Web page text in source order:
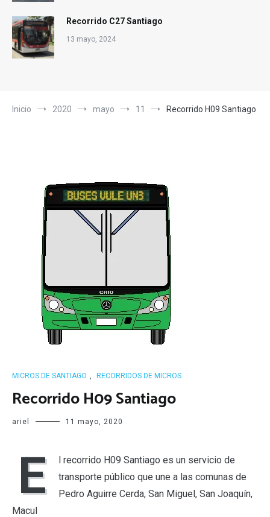
Recorrido C27 Santiago
13 mayo, 2024
Inicio 2020 mayo 11 Recorrido H09 Santiago
MICROS DE SANTIAGO , RECORRIDOS DE MICROS
Recorrido H09 Santiago
ariel 11 mayo, 2020
E
l recorrido H09 Santiago es un servicio de
transporte público que une a las comunas de
Pedro Aguirre Cerda, San Miguel, San Joaquín,
Macul